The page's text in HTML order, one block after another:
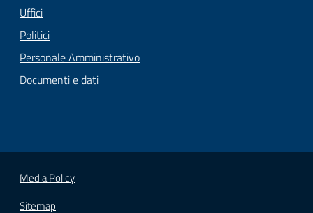
Uffici
Politici
Personale Amministrativo
Documenti e dati
Media Policy
Sitemap